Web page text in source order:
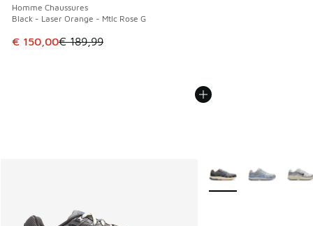
Homme Chaussures
Black - Laser Orange - Mtlc Rose G
Cet article est en promotion. Prix en baisse de € 189,99 à
€ 150,00€ 189,99
Plus de couleurs